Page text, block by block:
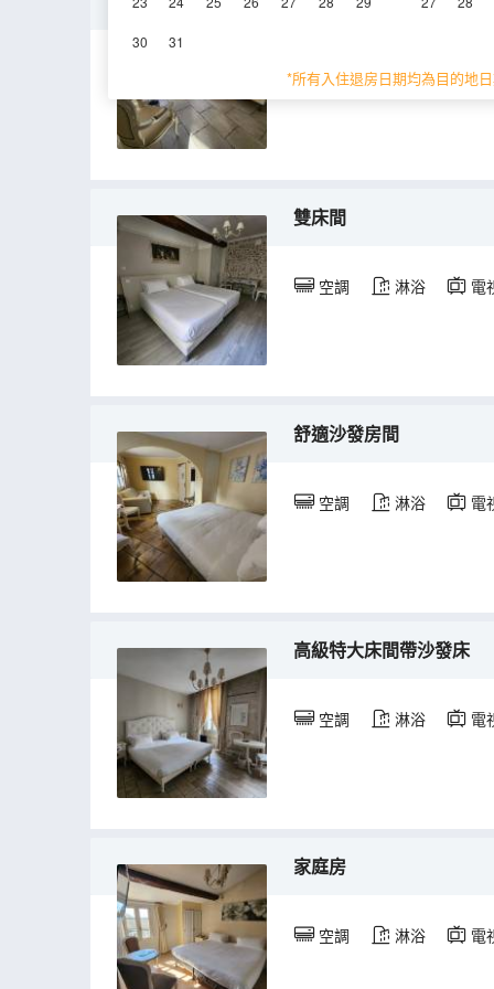
30 31
*所有入住退房日期均為目的地
空調 淋浴 電
雙床間
空調 淋浴 電
舒適沙發房間
空調 淋浴 電
高級特大床間帶沙發床
空調 淋浴 電
家庭房
空調 淋浴 電